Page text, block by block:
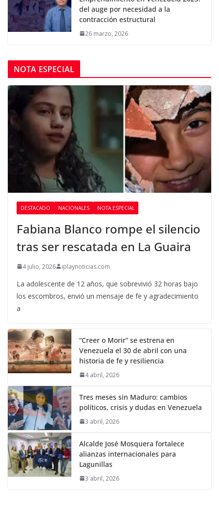
del auge por necesidad a la
contracción estructural
26 marzo, 2026
NOTA ESPECIAL
DESTACADO NACIONALES NOTA ESPECIAL
Fabiana Blanco rompe el silencio
tras ser rescatada en La Guaira
4 julio, 2026 iplaynoticias.com
La adolescente de 12 años, que sobrevivió 32 horas bajo
los escombros, envió un mensaje de fe y agradecimiento
a
“Creer o Morir” se estrena en
Venezuela el 30 de abril con una
historia de fe y resiliencia
4 abril, 2026
Tres meses sin Maduro: cambios
políticos, crisis y dudas en Venezuela
3 abril, 2026
Alcalde José Mosquera fortalece
alianzas internacionales para
Lagunillas
3 abril, 2026